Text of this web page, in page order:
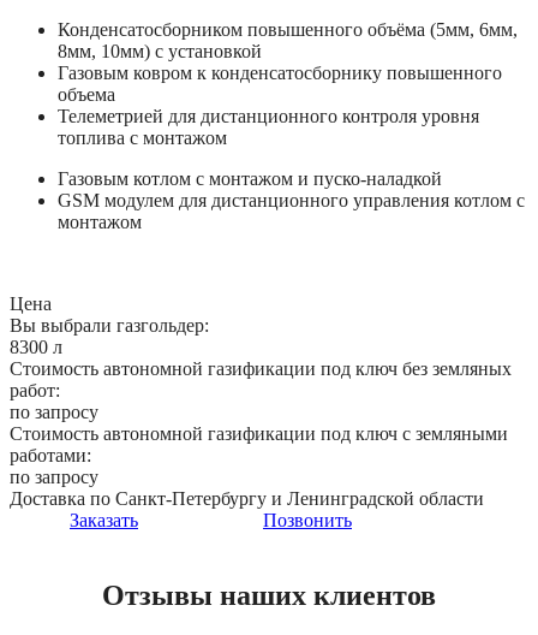
Конденсатосборником повышенного объёма (5мм, 6мм,
8мм, 10мм) с установкой
Газовым ковром к конденсатосборнику повышенного
объема
Телеметрией для дистанционного контроля уровня
топлива с монтажом
Газовым котлом с монтажом и пуско-наладкой
GSM модулем для дистанционного управления котлом с
монтажом
Цена
Вы выбрали газгольдер:
8300 л
Стоимость автономной газификации под ключ без земляных
работ:
по запросу
Стоимость автономной газификации под ключ с земляными
работами:
по запросу
Доставка по Санкт-Петербургу и Ленинградской области
Заказать
Позвонить
Отзывы наших клиентов